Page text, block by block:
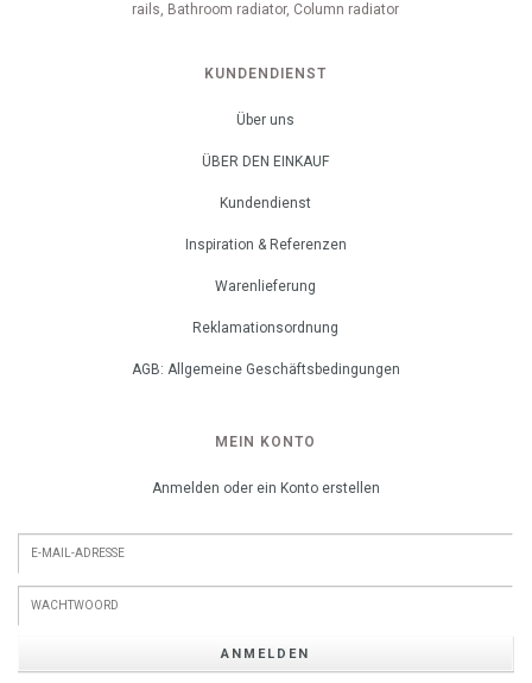
rails, Bathroom radiator, Column radiator
KUNDENDIENST
Über uns
ÜBER DEN EINKAUF
Kundendienst
Inspiration & Referenzen
Warenlieferung
Reklamationsordnung
AGB: Allgemeine Geschäftsbedingungen
MEIN KONTO
Anmelden oder ein Konto erstellen
ANMELDEN